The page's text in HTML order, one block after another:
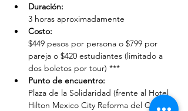
Duración:
3 horas aproximadamente
Costo:
$449 pesos por persona o $799 por
pareja o $420 estudiantes (limitado a
dos boletos por tour) ***
Punto de encuentro:
Plaza de la Solidaridad (frente al Hotel
Hilton Mexico City Reforma del Centro